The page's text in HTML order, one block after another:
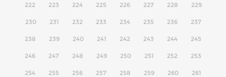
222 223 224 225 226 227 228 229
230 231 232 233 234 235 236 237
238 239 240 241 242 243 244 245
246 247 248 249 250 251 252 253
254 255 256 257 258 259 260 261